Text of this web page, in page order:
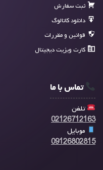
ثبت سفارش
دانلود کاتالوگ
قوانین و مقررات
کارت ویزیت دیجیتال
تماس با ما
تلفن
02126712163
موبایل
09126802815